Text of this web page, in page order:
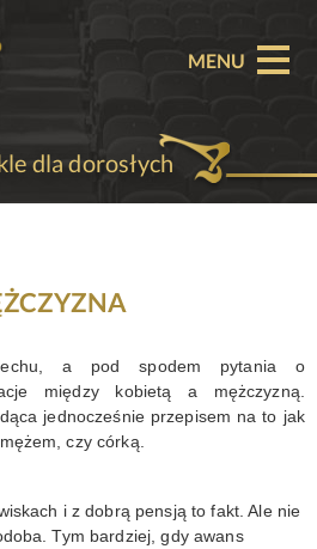
MENU
dla dorosłych
a pod spodem pytania o
między kobietą a mężczyzną.
jednocześnie przepisem na to jak
czy córką.
i z dobrą pensją to fakt. Ale nie
Tym bardziej, gdy awans